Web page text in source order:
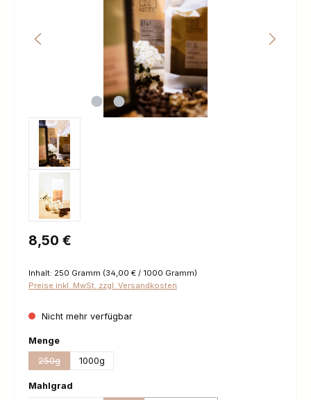
Regulärer Preis:
8,50 €
Inhalt: 250 Gramm (34,00 € / 1000 Gramm)
Preise inkl. MwSt. zzgl. Versandkosten
Nicht mehr verfügbar
Mengeauswählen
250g
(Diese Option ist zurzeit nicht verfügbar.)
1000g
Mahlgrad